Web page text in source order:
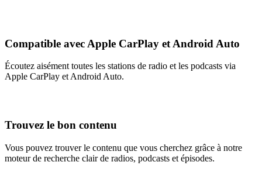
Compatible avec Apple CarPlay et Android Auto
Écoutez aisément toutes les stations de radio et les podcasts via
Apple CarPlay et Android Auto.
Trouvez le bon contenu
Vous pouvez trouver le contenu que vous cherchez grâce à notre
moteur de recherche clair de radios, podcasts et épisodes.